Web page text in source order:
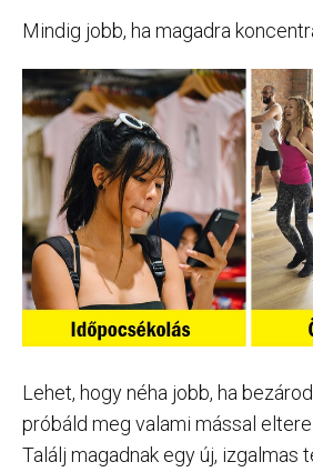
Mindig jobb, ha magadra
Lehet, hogy néha jobb, ha
próbáld meg valami mással
Találj magadnak egy új, izgalmas